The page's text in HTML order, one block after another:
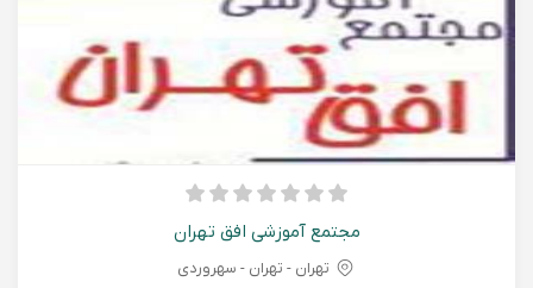
مجتمع آموزشی افق تهران
تهران - تهران - سهروردی